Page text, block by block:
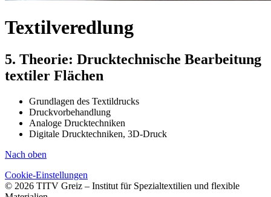
Textilveredlung
5. Theorie: Drucktechnische Bearbeitung
textiler Flächen
Grundlagen des Textildrucks
Druckvorbehandlung
Analoge Drucktechniken
Digitale Drucktechniken, 3D-Druck
Nach oben
Cookie-Einstellungen
© 2026 TITV Greiz – Institut für Spezialtextilien und flexible